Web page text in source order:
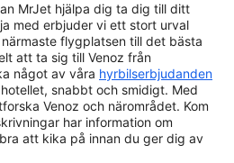
MrJet hjälpa dig ta dig till ditt
med erbjuder vi ett stort urval
flygplatsen till det bästa
att ta sig till Venoz från
något av våra hyrbilserbjudanden
snabbt och smidigt. Med
Venoz och närområdet. Kom
har information om
att kika på innan du ger dig av